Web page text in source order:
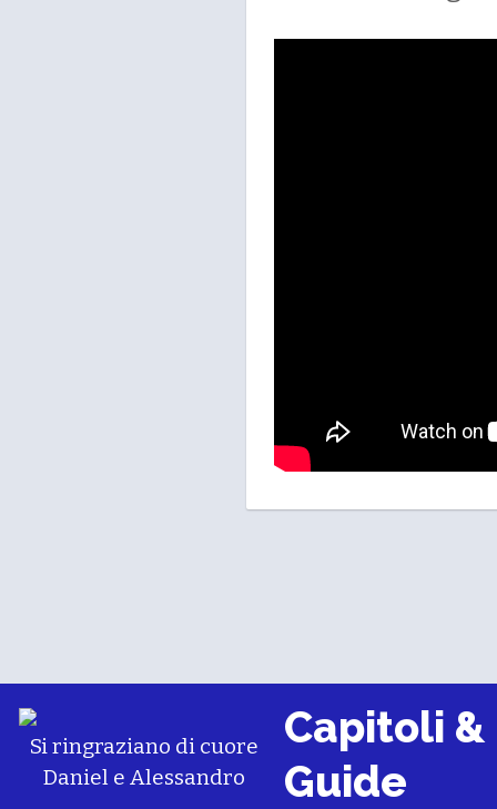
Si ringraziano di cuore
Daniel e Alessandro
Capitoli &
Guide